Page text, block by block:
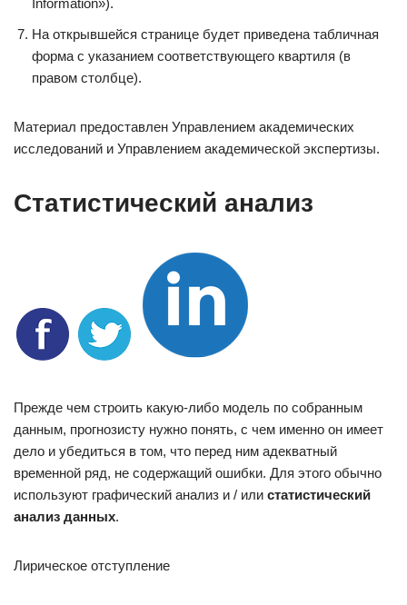
Information»).
На открывшейся странице будет приведена табличная
форма с указанием соответствующего квартиля (в
правом столбце).
Материал предоставлен Управлением академических
исследований и Управлением академической экспертизы.
Статистический анализ
Прежде чем строить какую-либо модель по собранным
данным, прогнозисту нужно понять, с чем именно он имеет
дело и убедиться в том, что перед ним адекватный
временной ряд, не содержащий ошибки. Для этого обычно
используют графический анализ и / или статистический
анализ данных.
Лирическое отступление